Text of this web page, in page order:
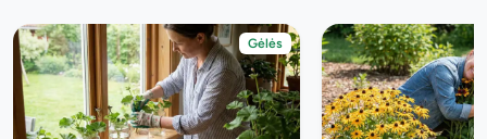
Gėlės